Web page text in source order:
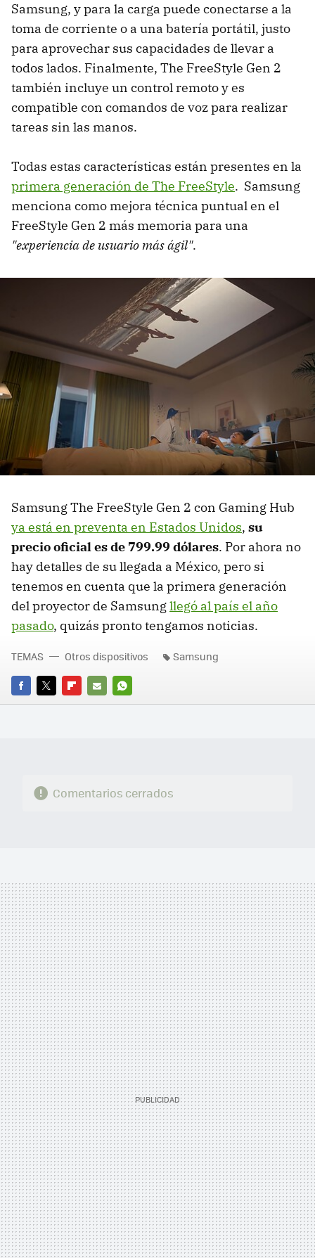
Samsung, y para la carga puede conectarse a la
toma de corriente o a una batería portátil, justo
para aprovechar sus capacidades de llevar a
todos lados. Finalmente, The FreeStyle Gen 2
también incluye un control remoto y es
compatible con comandos de voz para realizar
tareas sin las manos.
Todas estas características están presentes en la
primera generación de The FreeStyle. Samsung
menciona como mejora técnica puntual en el
FreeStyle Gen 2 más memoria para una
"experiencia de usuario más ágil".
Samsung The FreeStyle Gen 2 con Gaming Hub
ya está en preventa en Estados Unidos, su
precio oficial es de 799.99 dólares. Por ahora no
hay detalles de su llegada a México, pero si
tenemos en cuenta que la primera generación
del proyector de Samsungllegó al país el año
pasado, quizás pronto tengamos noticias.
FACEBOOK
TWITTERFLIPBOARD
E-
WHATSAPP
TEMAS Otros dispositivos Samsung
Comentarios cerrados